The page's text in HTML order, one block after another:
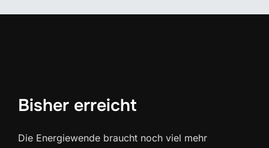
Bisher erreicht
Die Energiewende braucht noch viel mehr